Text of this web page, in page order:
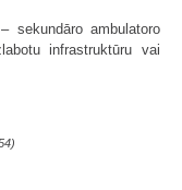
sekundāro ambulatoro
infrastruktūru vai